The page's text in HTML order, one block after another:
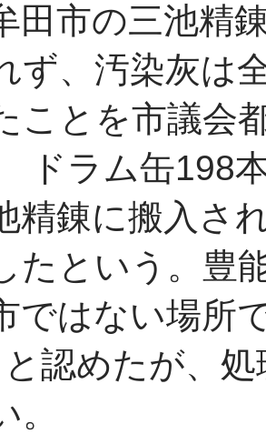
田市の三池精
ず、汚染灰は
ことを市議会
ドラム缶198
精錬に搬入さ
たという。豊
ではない場所
認めたが、
。